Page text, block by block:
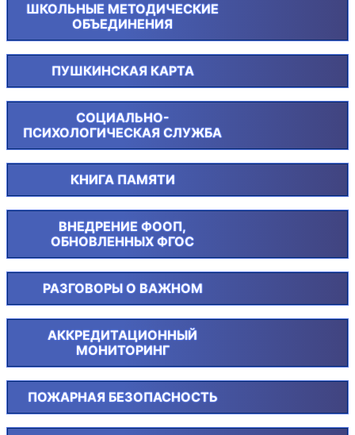
ШКОЛЬНЫЕ МЕТОДИЧЕСКИЕ
ОБЪЕДИНЕНИЯ
ПУШКИНСКАЯ КАРТА
СОЦИАЛЬНО-
ПСИХОЛОГИЧЕСКАЯ СЛУЖБА
КНИГА ПАМЯТИ
ВНЕДРЕНИЕ ФООП,
ОБНОВЛЕННЫХ ФГОС
РАЗГОВОРЫ О ВАЖНОМ
АККРЕДИТАЦИОННЫЙ
МОНИТОРИНГ
ПОЖАРНАЯ БЕЗОПАСНОСТЬ